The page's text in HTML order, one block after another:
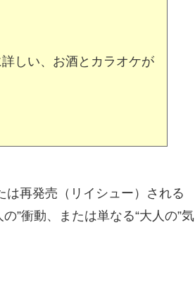
しい、お酒とカラオケが
は再発売（リイシュー）される
”衝動、または単なる“大人の”気